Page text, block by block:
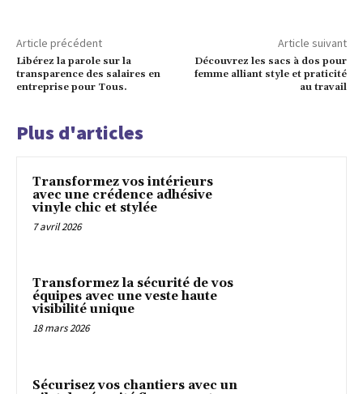
Article précédent
Libérez la parole sur la
transparence des salaires en
entreprise pour Tous.
Article suivant
Découvrez les sacs à dos pour
femme alliant style et praticité
au travail
Plus d'articles
Transformez vos intérieurs
avec une crédence adhésive
vinyle chic et stylée
7 avril 2026
Transformez la sécurité de vos
équipes avec une veste haute
visibilité unique
18 mars 2026
Sécurisez vos chantiers avec un